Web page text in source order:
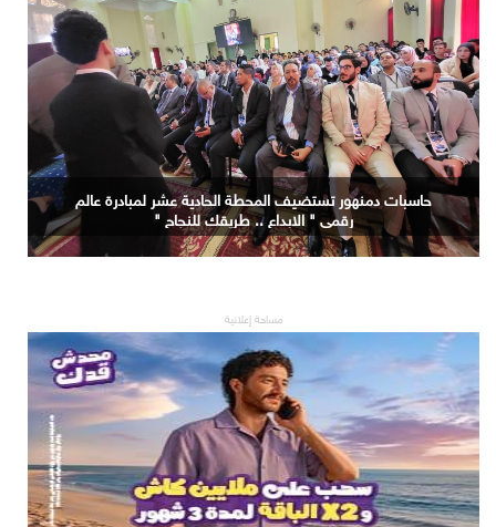
حاسبات دمنهور تستضيف المحطة الحادية عشر لمبادرة عالم
رقمي " الابداع .. طريقك للنجاح "
مساحة إعلانية